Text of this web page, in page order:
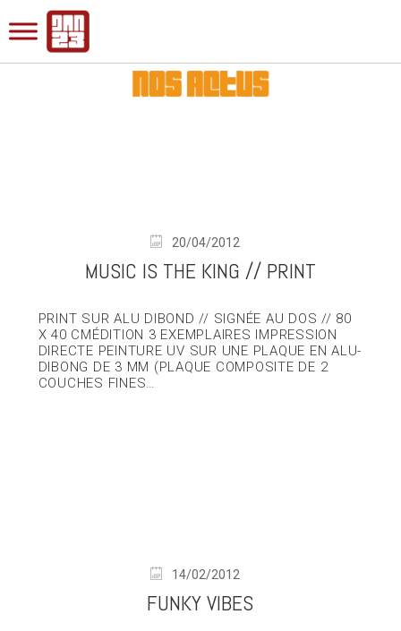
20/04/2012
MUSIC IS THE KING // PRINT
PRINT SUR ALU DIBOND // SIGNÉE AU DOS // 80
X 40 CMÉDITION 3 EXEMPLAIRES IMPRESSION
DIRECTE PEINTURE UV SUR UNE PLAQUE EN ALU-
DIBONG DE 3 MM (PLAQUE COMPOSITE DE 2
COUCHES FINES…
14/02/2012
FUNKY VIBES